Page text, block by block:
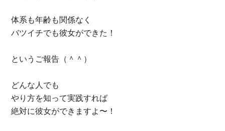
体系も年齢も関係なく
バツイチでも彼女ができた！
というご報告（＾＾）
どんな人でも
やり方を知って実践すれば
絶対に彼女ができますよ〜！